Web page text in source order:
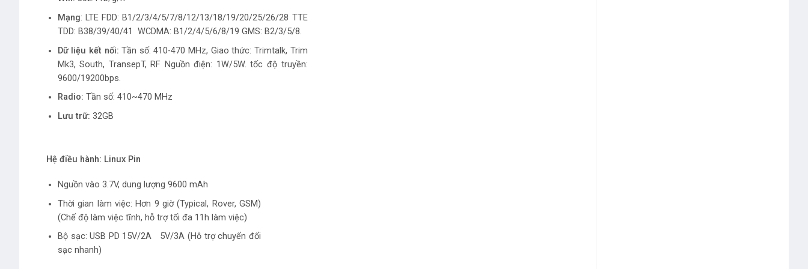
Mạng: LTE FDD: B1/2/3/4/5/7/8/12/13/18/19/20/25/26/28 TTE
TDD: B38/39/40/41 WCDMA: B1/2/4/5/6/8/19 GMS: B2/3/5/8.
Dữ liệu kết nối: Tần số: 410-470 MHz, Giao thức: Trimtalk, Trim
Mk3, South, TransepT, RF Nguồn điện: 1W/5W. tốc độ truyền:
9600/19200bps.
Radio: Tần số: 410~470 MHz
Lưu trữ: 32GB
Hệ điều hành: Linux Pin
Nguồn vào 3.7V, dung lượng 9600 mAh
Thời gian làm việc: Hơn 9 giờ (Typical, Rover, GSM)
(Chế độ làm việc tĩnh, hỗ trợ tối đa 11h làm việc)
Bộ sạc: USB PD 15V/2A 5V/3A (Hỗ trợ chuyển đổi
sạc nhanh)